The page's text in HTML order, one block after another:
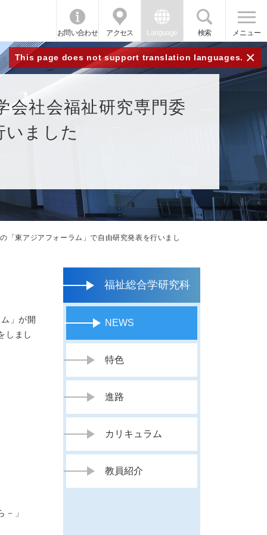
お問い合わせ アクセス Language 検索 メニュー
This page does not support translation languages. ×
会社会福祉研究専門委
いました
「東アジアフォーラム」で自由研究発表を行いまし
」が開
しまし
」
福祉総合学研究科
NEWS
特色
進路
カリキュラム
教員紹介